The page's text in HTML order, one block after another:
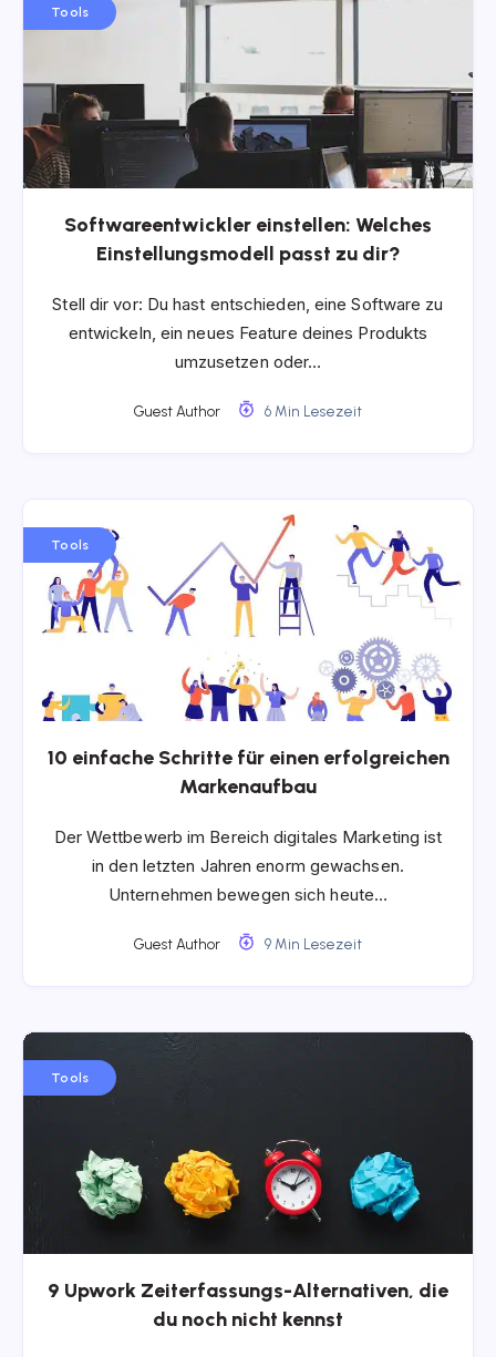
Tools
Softwareentwickler einstellen: Welches
Einstellungsmodell passt zu dir?
Stell dir vor: Du hast entschieden, eine Software zu
entwickeln, ein neues Feature deines Produkts
umzusetzen oder…
Guest Author 6 Min Lesezeit
Tools
10 einfache Schritte für einen erfolgreichen
Markenaufbau
Der Wettbewerb im Bereich digitales Marketing ist
in den letzten Jahren enorm gewachsen.
Unternehmen bewegen sich heute…
Guest Author 9 Min Lesezeit
Tools
9 Upwork Zeiterfassungs-Alternativen, die
du noch nicht kennst